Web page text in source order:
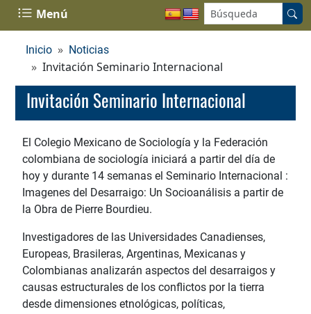
Menú Buscar en el sitio:
Inicio Noticias
Invitación Seminario Internacional
Invitación Seminario Internacional
El Colegio Mexicano de Sociología y la Federación
colombiana de sociología iniciará a partir del día de
hoy y durante 14 semanas el Seminario Internacional :
Imagenes del Desarraigo: Un Socioanálisis a partir de
la Obra de Pierre Bourdieu.
Investigadores de las Universidades Canadienses,
Europeas, Brasileras, Argentinas, Mexicanas y
Colombianas analizarán aspectos del desarraigos y
causas estructurales de los conflictos por la tierra
desde dimensiones etnológicas, políticas,